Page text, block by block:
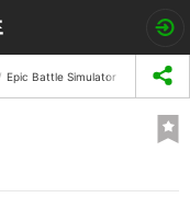
Epic Battle Simulator